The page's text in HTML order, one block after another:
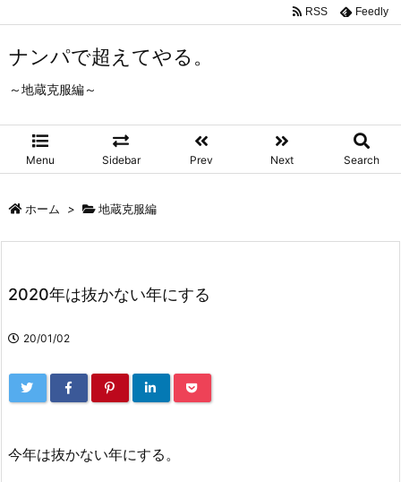
ナンパで超えてやる。
～地蔵克服編～
Menu Sidebar Prev Next Search
RSS Feedly
ホーム > 地蔵克服編
2020年は抜かない年にする
20/01/02
今年は抜かない年にする。